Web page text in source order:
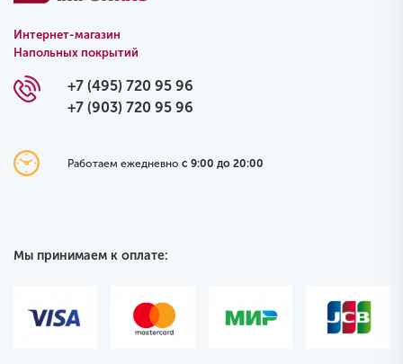
Интернет-магазин
Напольных покрытий
+7 (495) 720 95 96
+7 (903) 720 95 96
Работаем ежедневно с 9:00 до 20:00
Мы принимаем к оплате: